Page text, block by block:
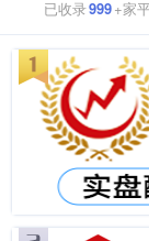
已收录999+家